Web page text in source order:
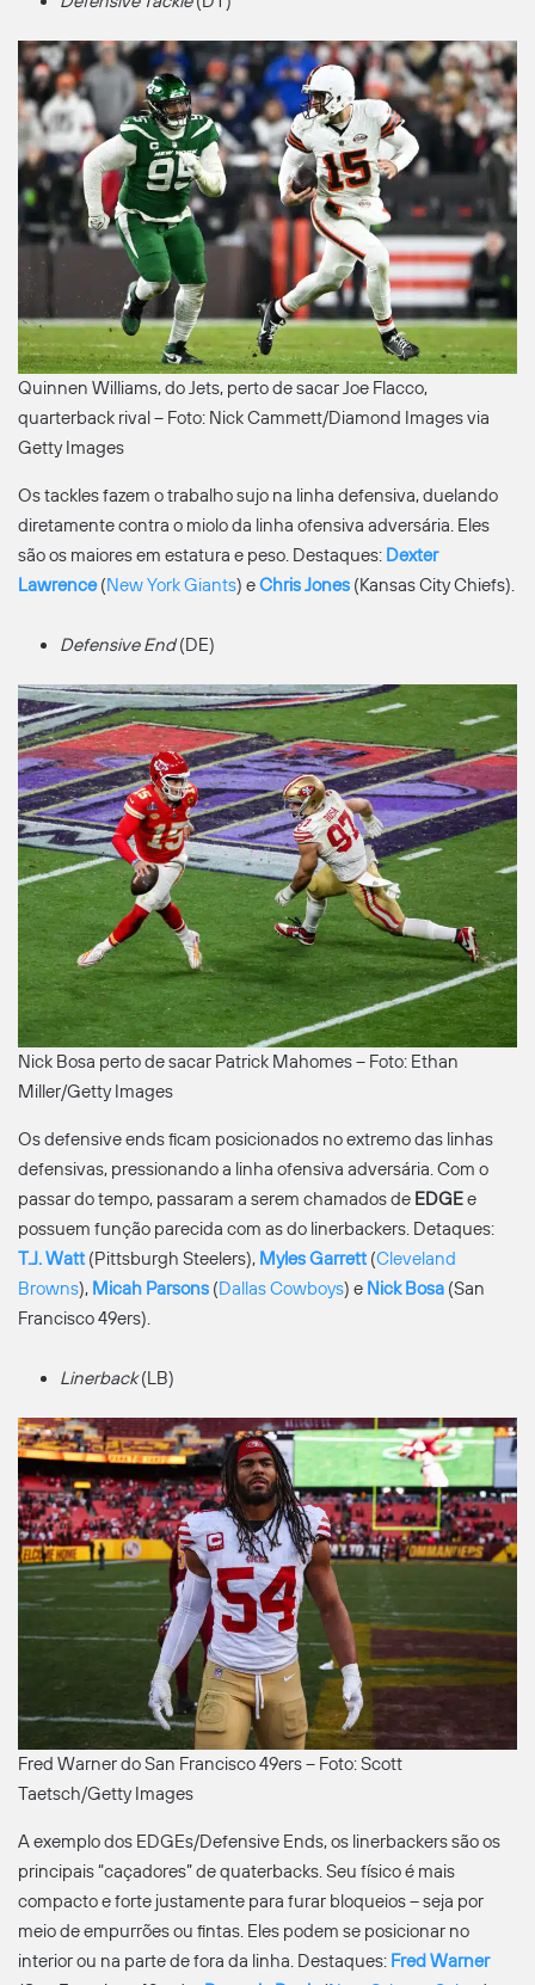
Quinnen Williams, do Jets, perto de sacar Joe Flacco,
quarterback rival – Foto: Nick Cammett/Diamond Images via
Getty Images
Os tackles fazem o trabalho sujo na linha defensiva, duelando
diretamente contra o miolo da linha ofensiva adversária. Eles
são os maiores em estatura e peso. Destaques: Dexter
Lawrence(New York Giants) eChris Jones (Kansas City Chiefs).
Defensive End(DE)
Nick Bosa perto de sacar Patrick Mahomes – Foto: Ethan
Miller/Getty Images
Os defensive ends ficam posicionados no extremo das linhas
defensivas, pressionando a linha ofensiva adversária. Com o
passar do tempo, passaram a serem chamados de EDGEe
possuem função parecida com as do linerbackers. Detaques:
T.J. Watt (Pittsburgh Steelers), Myles Garrett (Cleveland
Browns), Micah Parsons (Dallas Cowboys) e Nick Bosa (San
Francisco 49ers).
Linerback(LB)
Fred Warner do San Francisco 49ers – Foto: Scott
Taetsch/Getty Images
A exemplo dos EDGEs/Defensive Ends, os linerbackers são os
principais “caçadores” de quaterbacks. Seu físico é mais
compacto e forte justamente para furar bloqueios – seja por
meio de empurrões ou fintas. Eles podem se posicionar no
interior ou na parte de fora da linha. Destaques: Fred Warner